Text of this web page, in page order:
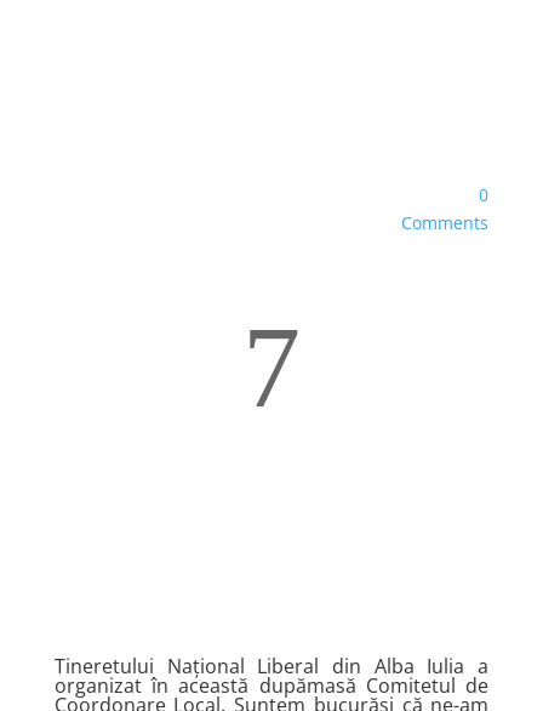
0
Comments
7
Tineretului Național Liberal din Alba Iulia a
organizat în această dupămasă Comitetul de
Coordonare Local. Suntem bucurăși că ne-am